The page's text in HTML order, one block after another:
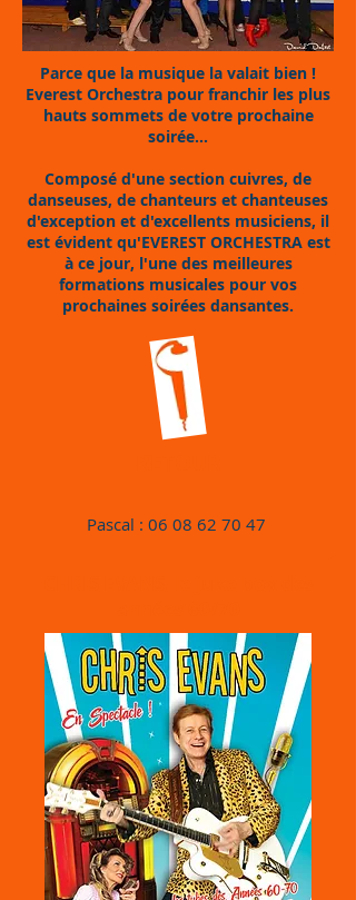
Parce que la musique la valait bien !
Everest Orchestra pour franchir les plus
hauts sommets de votre prochaine
soirée...
Composé d'une section cuivres, de
danseuses, de chanteurs et chanteuses
d'exception et d'excellents musiciens, il
est évident qu'EVEREST ORCHESTRA est
à ce jour, l'une des meilleures
formations musicales pour vos
prochaines soirées dansantes.
Pascal : 06 08 62 70 47